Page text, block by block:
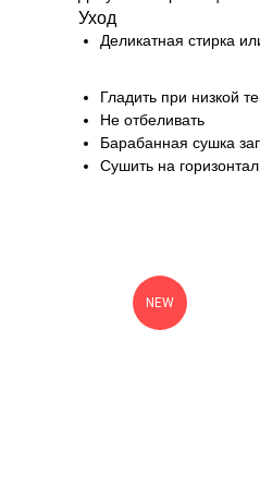
Уход
Деликатная стирка
Гладить при низкой
Не отбеливать
Барабанная сушка
Сушить на
NEW